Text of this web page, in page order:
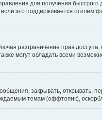
для получения быстрого
это поддерживается стилем
разграничение прав доступа,
могут обладать всеми
закрывать, открывать,
темам (оффтопик),